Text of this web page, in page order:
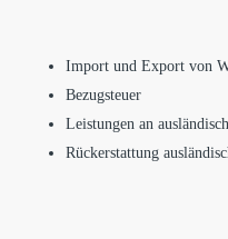
Import und Export von
Bezugsteuer
Leistungen an
Rückerstattung